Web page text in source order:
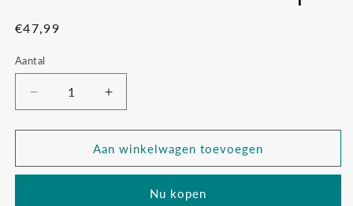
Normale
€47,99
Aantal
Aantal
verlagen
voor
het
Aantal
verhogen
voor
Goober
het
Aan winkelwagen toevoegen
Nu kopen